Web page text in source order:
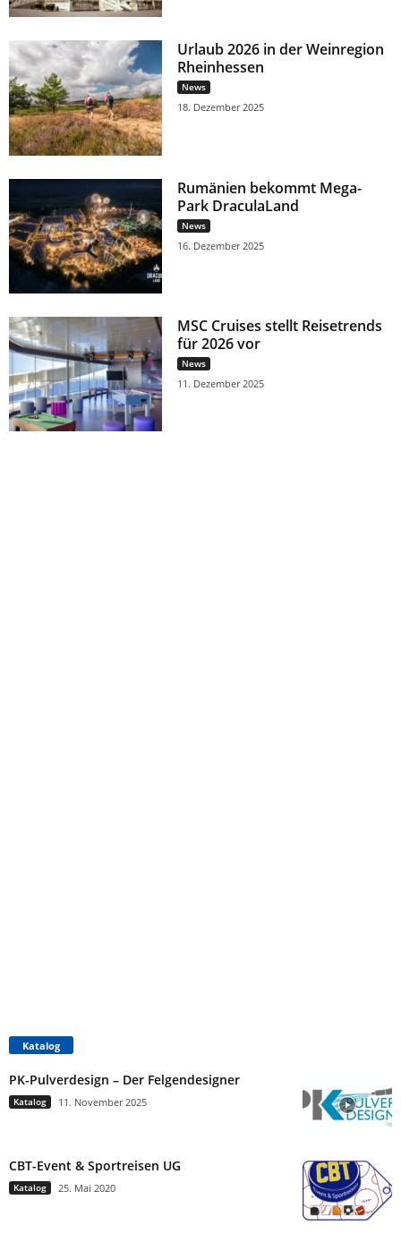
Urlaub 2026 in der Weinregion
Rheinhessen
News
18. Dezember 2025
Rumänien bekommt Mega-
Park DraculaLand
News
16. Dezember 2025
MSC Cruises stellt Reisetrends
für 2026 vor
News
11. Dezember 2025
Katalog
PK-Pulverdesign – Der Felgendesigner
Katalog 11. November 2025
CBT-Event & Sportreisen UG
Katalog 25. Mai 2020